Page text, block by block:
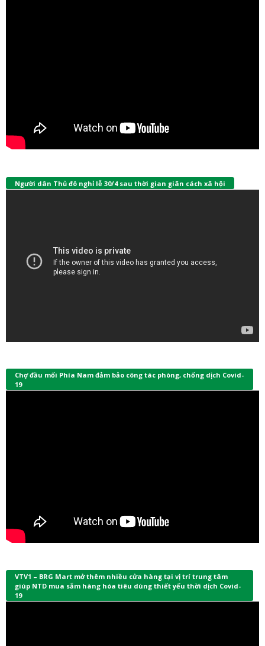
Người dân Thủ đô nghỉ lễ 30/4 sau thời gian giãn cách xã hội
Chợ đầu mối Phía Nam đảm bảo công tác phòng, chống dịch Covid-
19
VTV1 – BRG Mart mở thêm nhiều cửa hàng tại vị trí trung tâm
giúp NTD mua sắm hàng hóa tiêu dùng thiết yếu thời dịch Covid-
19